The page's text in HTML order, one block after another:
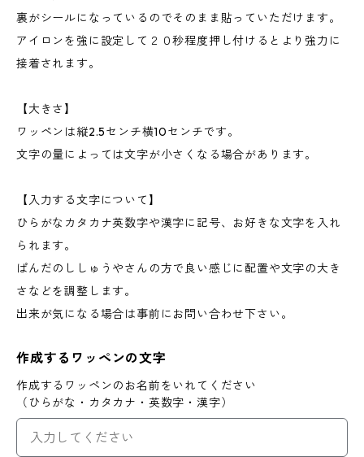
裏がシールになっているのでそのまま貼っていただけます。
アイロンを強に設定して２０秒程度押し付けるとより強力に
接着されます。
【大きさ】
ワッペンは縦2.5センチ横10センチです。
文字の量によっては文字が小さくなる場合があります。
【入力する文字について】
ひらがなカタカナ英数字や漢字に記号、お好きな文字を入れ
られます。
ぱんだのししゅうやさんの方で良い感じに配置や文字の大き
さなどを調整します。
出来が気になる場合は事前にお問い合わせ下さい。
作成するワッペンの文字
作成するワッペンのお名前をいれてください
（ひらがな・カタカナ・英数字・漢字）